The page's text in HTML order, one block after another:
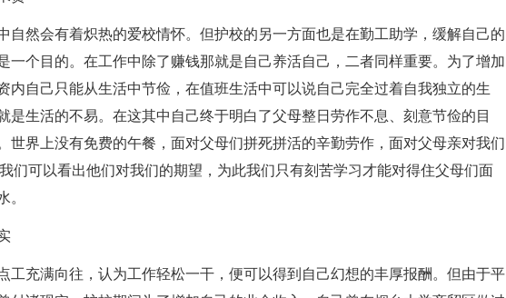
然会有着炽热的爱校情怀。但护校的另一方面也是在勤工助学，缓解自己的
一个目的。在工作中除了赚钱那就是自己养活自己，二者同样重要。为了增加
内自己只能从生活中节俭，在值班生活中可以说自己完全过着自我独立的生
是生活的不易。在这其中自己终于明白了父母整日劳作不息、刻意节俭的目
世界上没有免费的午餐，面对父母们拼死拼活的辛勤劳作，面对父母亲对我们
们可以看出他们对我们的期望，为此我们只有刻苦学习才能对得住父母们面
。
充满向往，认为工作轻松一干，便可以得到自己幻想的丰厚报酬。但由于平